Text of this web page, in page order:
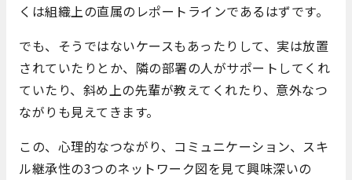
くは組織上の直属のレポートラインであるはずです。
でも、そうではないケースもあったりして、実は放置
されていたりとか、隣の部署の人がサポートしてくれ
ていたり、斜め上の先輩が教えてくれたり、意外なつ
ながりも見えてきます。
この、心理的なつながり、コミュニケーション、スキ
ル継承性の3つのネットワーク図を見て興味深いの